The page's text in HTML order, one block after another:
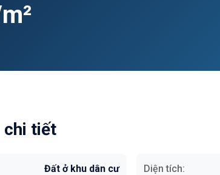
chi tiết
Đất ở khu dân cư Diện tích: